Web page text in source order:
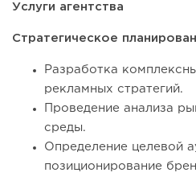
Услуги агентства
Стратегическое
Разработка
рекламных стратегий.
Проведение анализа
среды.
Определение целевой
позиционирование